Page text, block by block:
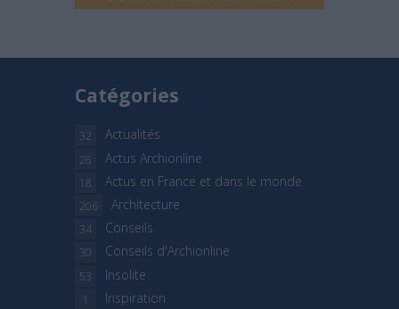
Catégories
Actualités
32
Actus Archionline
28
Actus en France et dans le monde
18
Architecture
206
Conseils
34
Conseils d'Archionline
30
Insolite
53
Inspiration
1